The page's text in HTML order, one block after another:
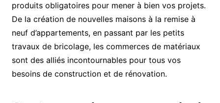
produits obligatoires pour mener à bien vos projets.
De la création de nouvelles maisons à la remise à
neuf d’appartements, en passant par les petits
travaux de bricolage, les commerces de matériaux
sont des alliés incontournables pour tous vos
besoins de construction et de rénovation.